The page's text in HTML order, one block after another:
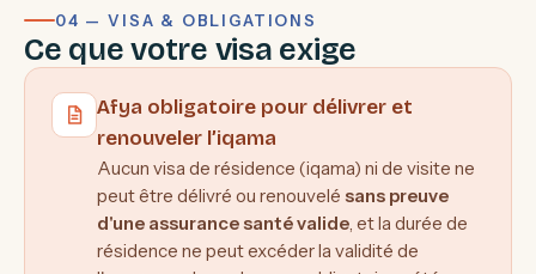
04 — VISA & OBLIGATIONS
Ce que votre visa exige
Afya obligatoire pour délivrer et
renouveler l’iqama
Aucun visa de résidence (iqama) ni de visite ne
peut être délivré ou renouvelé sans preuve
d'une assurance santé valide, et la durée de
résidence ne peut excéder la validité de